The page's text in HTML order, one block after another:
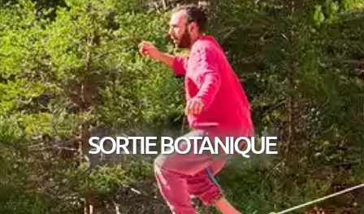
SORTIE BOTANIQUE